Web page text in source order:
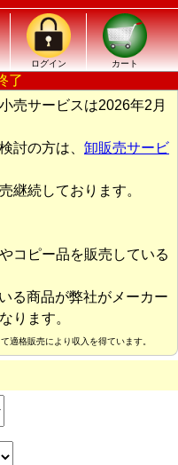
ログイン カート
了
売サービスは2026年2月
討の方は、 卸販売サービ
継続しております。
コピー品を販売している
る商品が弊社がメーカー
ります。
適格販売により収入を得ています。